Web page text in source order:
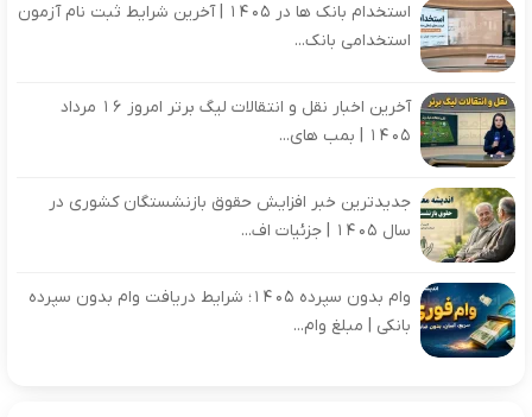
استخدام بانک ها در ۱۴۰۵ | آخرین شرایط ثبت نام آزمون
استخدامی بانک...
آخرین اخبار نقل و انتقالات لیگ برتر امروز 16 مرداد
1405 | بمب های...
جدیدترین خبر افزایش حقوق بازنشستگان کشوری در
سال ۱۴۰۵ | جزئیات اف...
وام بدون سپرده ۱۴۰۵؛ شرایط دریافت وام بدون سپرده
بانکی | مبلغ وام...